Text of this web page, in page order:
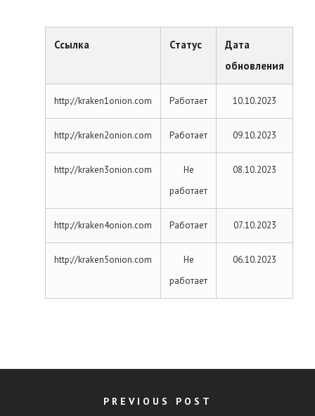
Ссылка Статус
Дата
обновления
http://kraken1onion.com Работает 10.10.2023
http://kraken2onion.com Работает 09.10.2023
http://kraken3onion.com
Не
работает
08.10.2023
http://kraken4onion.com Работает 07.10.2023
http://kraken5onion.com
Не
работает
06.10.2023
PREVIOUS POST